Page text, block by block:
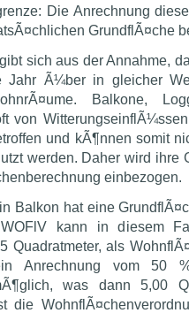
Die Anrechnung
GrundflÃ¤che
sich aus der Annahme,
Jahr Ã¼ber in gleicher
Balkone,
von
und kÃ¶nnen somit
werden. Daher wird ihre
einbezogen.
Balkon hat eine
kann in diesem
Quadratmeter, als
Anrechnung vom 50
was dann 5,00
die